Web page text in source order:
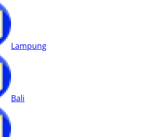
Lampung
Bali